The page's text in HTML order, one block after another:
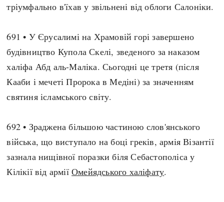
тріумфально в'їхав у звільнені від облоги Салоніки.
691 • У Єрусалимі на Храмовій горі завершено
будівництво Купола Скелі, зведеного за наказом
халіфа Абд аль-Маліка. Сьогодні це третя (після
Кааби і мечеті Пророка в Медіні) за значенням
святиня ісламського світу.
692 • Зраджена більшою частиною слов'янського
війська, що виступало на боці греків, армія Візантії
зазнала нищівної поразки біля Себастополіса у
Кілікії від арміїОмейядського халіфату.